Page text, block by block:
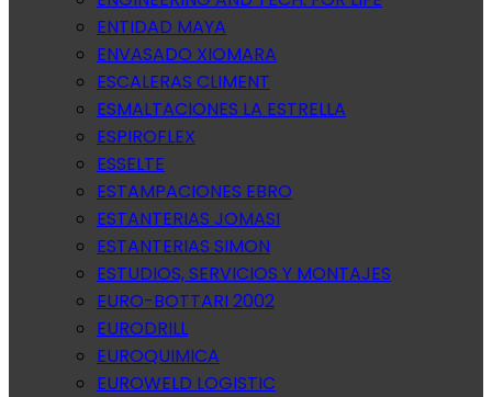
ENTIDAD MAYA
ENVASADO XIOMARA
ESCALERAS CLIMENT
ESMALTACIONES LA ESTRELLA
ESPIROFLEX
ESSELTE
ESTAMPACIONES EBRO
ESTANTERIAS JOMASI
ESTANTERIAS SIMON
ESTUDIOS, SERVICIOS Y MONTAJES
EURO-BOTTARI 2002
EURODRILL
EUROQUIMICA
EUROWELD LOGISTIC